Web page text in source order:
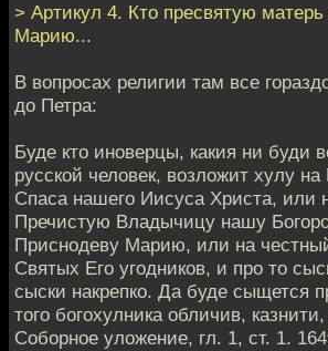
> Артикул 4. Кто пресвятую
Марию...
В вопросах религии там все
до Петра:
Буде кто иноверцы, какия ни буди
русской человек, возложит хулу на
Спаса нашего Иисуса Христа, или
Пречистую Владычицу нашу
Приснодеву Марию, или на
Святых Его угодников, и про то
сыски накрепко. Да буде сыщется
того богохулника обличив,
Соборное уложение, гл. 1, ст. 1.